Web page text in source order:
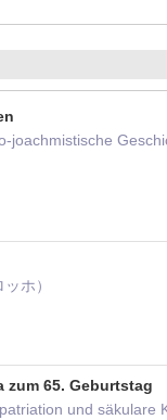
ホ）
65. Geburtstag
und säkulare